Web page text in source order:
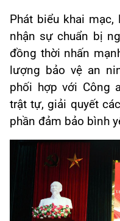
Phát biểu khai
nhận sự chuẩn bị
đồng thời nhấn
lượng bảo vệ an
phối hợp với Công
trật tự, giải quyết
phần đảm bảo bình